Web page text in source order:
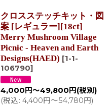
クロスステッチキット・図
案 [レギュラー][18ct]
Merry Mushroom Village
Picnic - Heaven and Earth
Designs(HAED) [1-1-
106790]
4,000 円～49,800 円 (税別)
(税込: 4,400円～54,780円)